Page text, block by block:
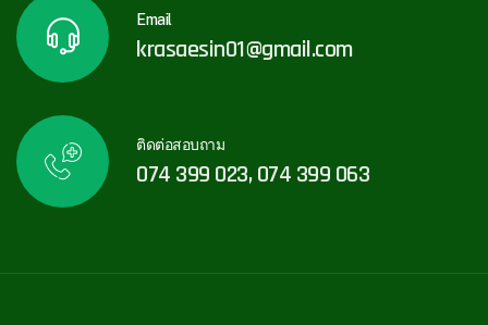
Email
krasaesin01@gmail.com
ติดต่อสอบถาม
074 399 023, 074 399 063